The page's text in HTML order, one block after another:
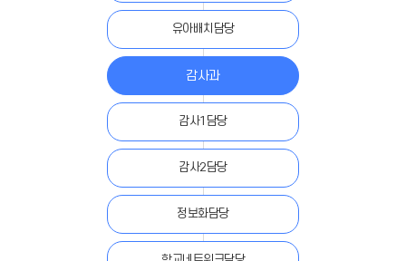
유아배치담당
감사과
감사1담당
감사2담당
정보화담당